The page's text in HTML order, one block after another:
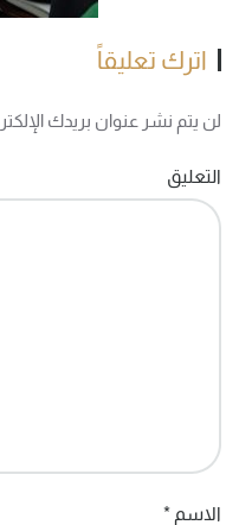
اترك تعليقاً
لن يتم نشر عنوان بريدك
التعليق
الاسم *